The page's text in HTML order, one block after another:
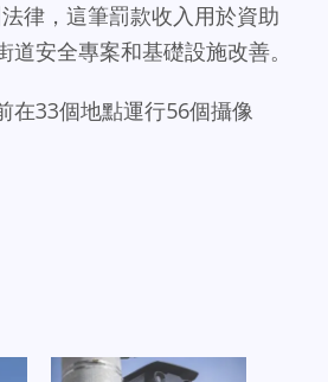
律，這筆罰款收入用於資助
安全專案和基礎設施改善。
在33個地點運行56個攝像